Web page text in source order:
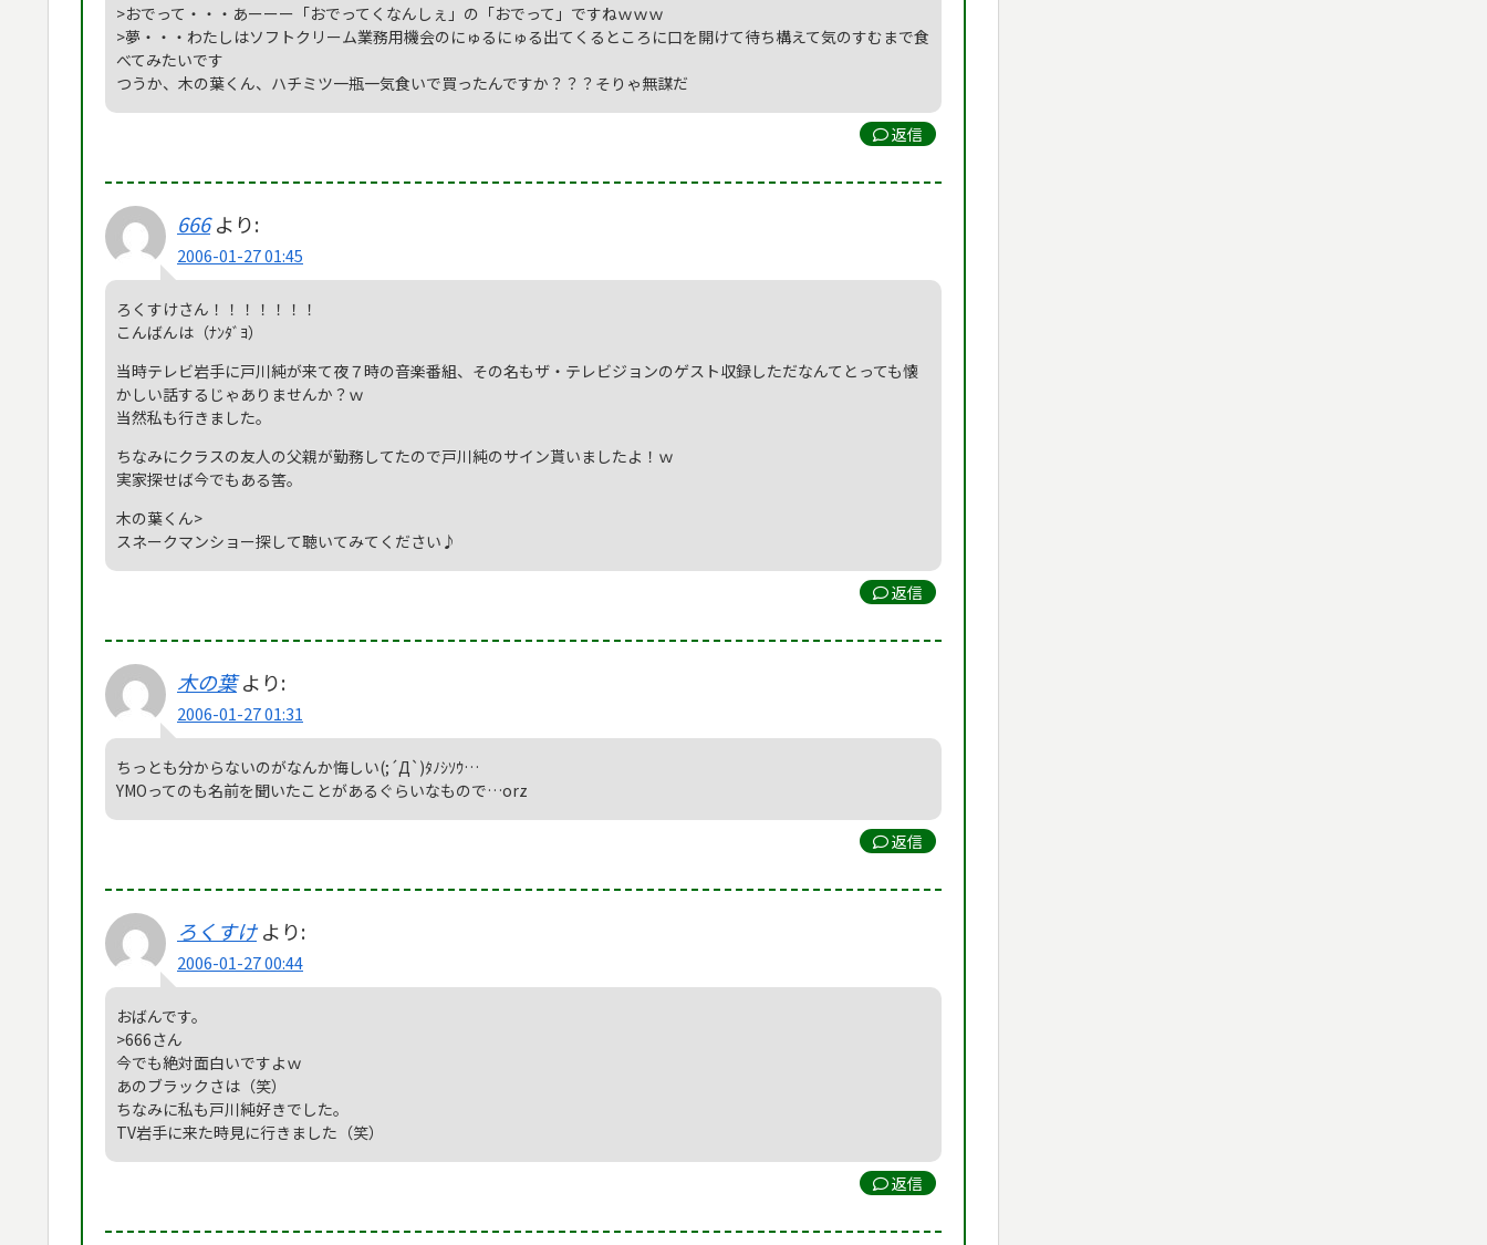
>おでって・・・あーーー「おでってくなんしぇ」の「おでって」ですねｗｗｗ
>夢・・・わたしはソフトクリーム業務用機会のにゅるにゅる出てくるところに口を開けて待ち構えて気のすむまで食
べてみたいです
つうか、木の葉くん、ハチミツ一瓶一気食いで買ったんですか？？？そりゃ無謀だ
返信
666 より:
2006-01-27 01:45
ろくすけさん！！！！！！！
こんばんは（ﾅﾝﾀﾞﾖ）
当時テレビ岩手に戸川純が来て夜７時の音楽番組、その名もザ・テレビジョンのゲスト収録しただなんてとっても懐
かしい話するじゃありませんか？ｗ
当然私も行きました。
ちなみにクラスの友人の父親が勤務してたので戸川純のサイン貰いましたよ！ｗ
実家探せば今でもある筈。
木の葉くん>
スネークマンショー探して聴いてみてください♪
返信
木の葉 より:
2006-01-27 01:31
ちっとも分からないのがなんか悔しい(;´Д`)ﾀﾉｼｿｳ…
YMOってのも名前を聞いたことがあるぐらいなもので…orz
返信
ろくすけ より:
2006-01-27 00:44
おばんです。
>666さん
今でも絶対面白いですよｗ
あのブラックさは（笑）
ちなみに私も戸川純好きでした。
TV岩手に来た時見に行きました（笑）
返信